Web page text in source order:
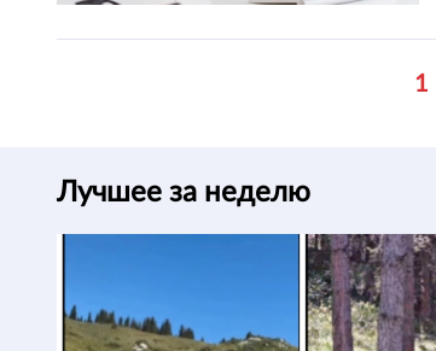
1
Лучшее за неделю